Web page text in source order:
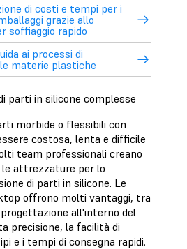
di costi e tempi per i
grazie allo
soffiaggio rapido
ai processi di
materie plastiche
parti in silicone complesse
morbide o flessibili con
costosa, lenta e difficile
team professionali creano
attrezzature per lo
di parti in silicone. Le
offrono molti vantaggi, tra
all'interno del
precisione, la facilità di
e i tempi di consegna rapidi.